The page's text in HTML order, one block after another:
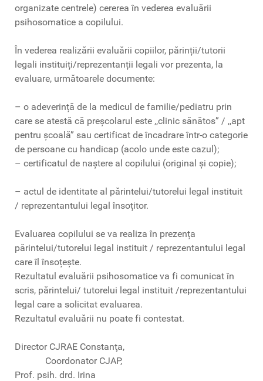
organizate centrele) cererea în vederea evaluării
psihosomatice a copilului.
În vederea realizării evaluării copiilor, părinții/tutorii
legali instituiți/reprezentanții legali vor prezenta, la
evaluare, următoarele documente:
– o adeverință de la medicul de familie/pediatru prin
care se atestă că preșcolarul este ,,clinic sănătos” / ,,apt
pentru școală” sau certificat de încadrare într-o categorie
de persoane cu handicap (acolo unde este cazul);
– certificatul de naștere al copilului (original și copie);
– actul de identitate al părintelui/tutorelui legal instituit
/ reprezentantului legal însoțitor.
Evaluarea copilului se va realiza în prezența
părintelui/tutorelui legal instituit / reprezentantului legal
care îl însoțește.
Rezultatul evaluării psihosomatice va fi comunicat în
scris, părintelui/ tutorelui legal instituit /reprezentantului
legal care a solicitat evaluarea.
Rezultatul evaluării nu poate fi contestat.
Director CJRAE Constanţa,
Coordonator CJAP,
Prof. psih. drd. Irina